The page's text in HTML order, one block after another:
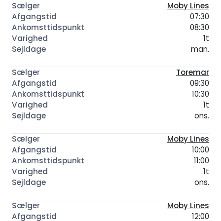
Moby Lines
07:30
08:30
1t
man.
Toremar
09:30
10:30
1t
ons.
Moby Lines
10:00
11:00
1t
ons.
Moby Lines
12:00